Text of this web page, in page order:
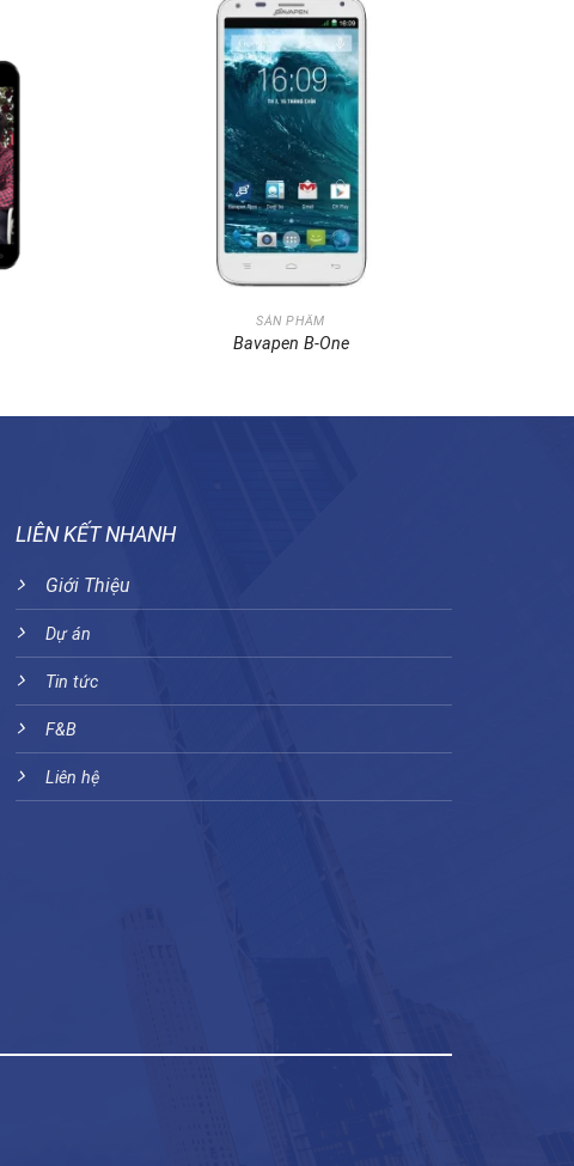
SẢN PHẨM
Bavapen B-One
LIÊN KẾT NHANH
Giới Thiệu
Dự án
Tin tức
F&B
Liên hệ